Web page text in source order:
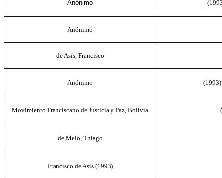
Anónimo
Anónimo
de Asís, Francisco
Anónimo (1993)
Movimiento Franciscano de Justicia y Paz, Bolivia
de Melo, Thiago
Francisco de Asís (1993)